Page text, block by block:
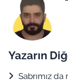
Yazarın
Sabrımız